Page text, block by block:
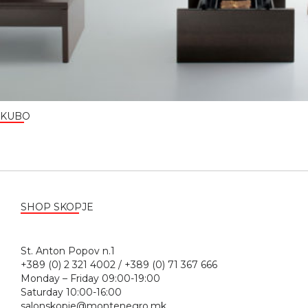
KUBO
SHOP SKOPJE
St. Anton Popov n.1
+389 (0) 2 321 4002 / +389 (0) 71 367 666
Monday – Friday 09:00-19:00
Saturday 10:00-16:00